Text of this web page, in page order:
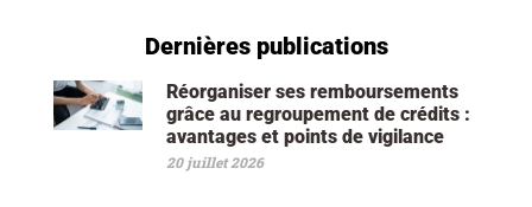
Dernières publications
Réorganiser ses remboursements
grâce au regroupement de crédits :
avantages et points de vigilance
20 juillet 2026